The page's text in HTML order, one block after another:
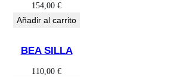
154,00 €
Añadir al carrito
BEA SILLA
110,00 €